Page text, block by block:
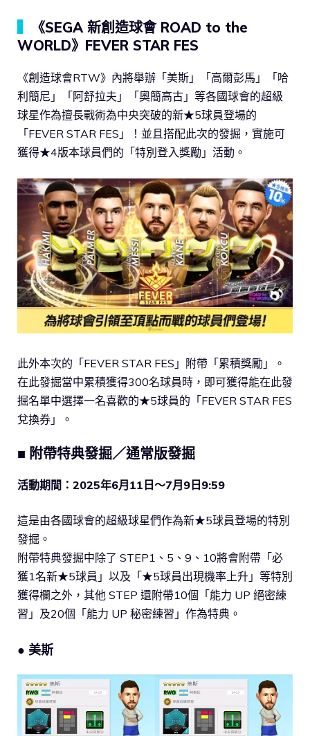
《SEGA 新創造球會 ROAD to the
WORLD》FEVER STAR FES
《創造球會RTW》內將舉辦「美斯」「高爾彭馬」「哈
利簡尼」「阿舒拉夫」「奧簡高古」等各國球會的超級
球星作為擅長戰術為中央突破的新★5球員登場的
「FEVER STAR FES」！並且搭配此次的發掘，實施可
獲得★4版本球員們的「特別登入獎勵」活動。
此外本次的「FEVER STAR FES」附帶「累積獎勵」。
在此發掘當中累積獲得300名球員時，即可獲得能在此發
掘名單中選擇一名喜歡的★5球員的「FEVER STAR FES
兌換券」。
■ 附帶特典發掘／通常版發掘
活動期間：2025年6月11日～7月9日9:59
這是由各國球會的超級球星們作為新★5球員登場的特別
發掘。
附帶特典發掘中除了 STEP1、5、9、10將會附帶「必
獲1名新★5球員」以及「★5球員出現機率上升」等特別
獲得欄之外，其他 STEP 還附帶10個「能力 UP 絕密練
習」及20個「能力 UP 秘密練習」作為特典。
● 美斯